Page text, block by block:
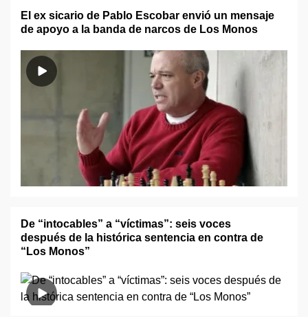
El ex sicario de Pablo Escobar envió un mensaje
de apoyo a la banda de narcos de Los Monos
De “intocables” a “víctimas”: seis voces
después de la histórica sentencia en contra de
“Los Monos”